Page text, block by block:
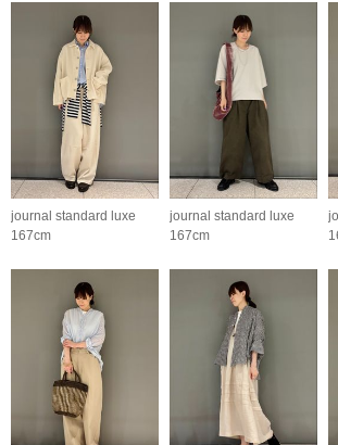
journal standard luxe
167cm
journal standard luxe
167cm